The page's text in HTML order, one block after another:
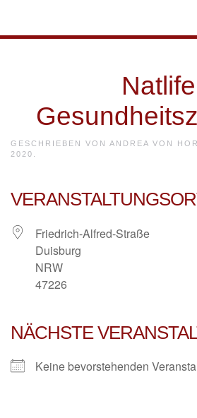
Skip to main content
Natlife
GESCHRIEBEN VON ANDREA VON
2020
Friedrich-Alfred-Straße
Duisburg
NRW
47226
NÄCHSTE
Keine bevorstehenden